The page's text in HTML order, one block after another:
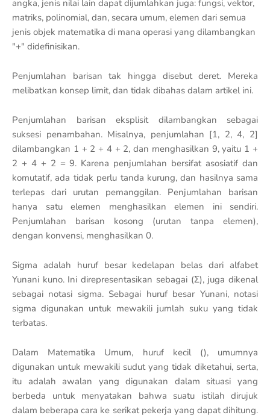
angka, jenis nilai lain dapat dijumlahkan juga: fungsi, vektor,
matriks, polinomial, dan, secara umum, elemen dari semua
jenis objek matematika di mana operasi yang dilambangkan
"+" didefinisikan.
Penjumlahan barisan tak hingga disebut deret. Mereka
melibatkan konsep limit, dan tidak dibahas dalam artikel ini.
Penjumlahan barisan eksplisit dilambangkan sebagai
suksesi penambahan. Misalnya, penjumlahan [1, 2, 4, 2]
dilambangkan 1 + 2 + 4 + 2, dan menghasilkan 9, yaitu 1 +
2 + 4 + 2 = 9. Karena penjumlahan bersifat asosiatif dan
komutatif, ada tidak perlu tanda kurung, dan hasilnya sama
terlepas dari urutan pemanggilan. Penjumlahan barisan
hanya satu elemen menghasilkan elemen ini sendiri.
Penjumlahan barisan kosong (urutan tanpa elemen),
dengan konvensi, menghasilkan 0.
Sigma adalah huruf besar kedelapan belas dari alfabet
Yunani kuno. Ini direpresentasikan sebagai (Σ), juga dikenal
sebagai notasi sigma. Sebagai huruf besar Yunani, notasi
sigma digunakan untuk mewakili jumlah suku yang tidak
terbatas.
Dalam Matematika Umum, huruf kecil (), umumnya
digunakan untuk mewakili sudut yang tidak diketahui, serta,
itu adalah awalan yang digunakan dalam situasi yang
berbeda untuk menyatakan bahwa suatu istilah dirujuk
dalam beberapa cara ke serikat pekerja yang dapat dihitung.